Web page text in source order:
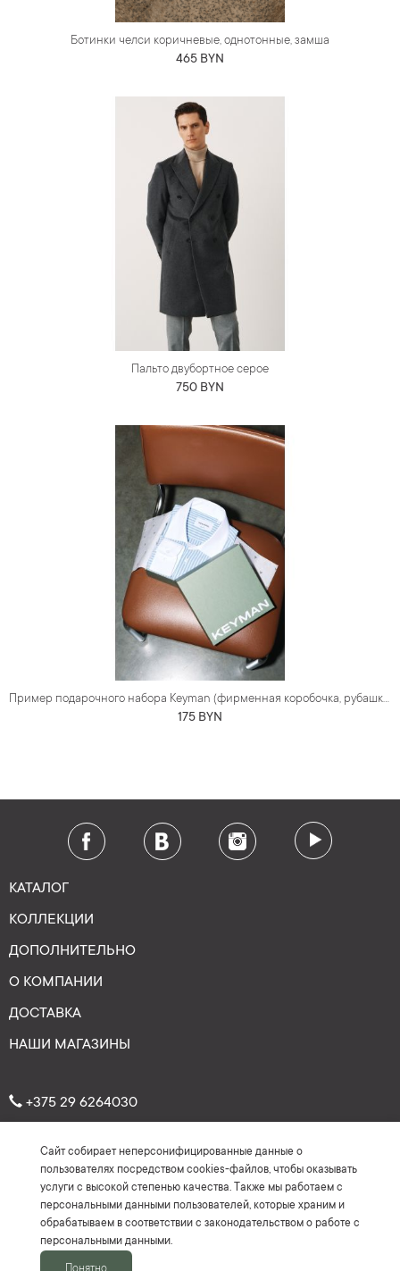
Ботинки челси коричневые, однотонные, замша
465 BYN
Пальто двубортное серое
750 BYN
Пример подарочного набора Keyman (фирменная коробочка, рубашка)
175 BYN
КАТАЛОГ
КОЛЛЕКЦИИ
ДОПОЛНИТЕЛЬНО
О КОМПАНИИ
ДОСТАВКА
НАШИ МАГАЗИНЫ
+375 29 6264030
Рейтинг: 4.7 ★ ★★ ★★
(На основе более 150 отзывов)
Сайт собирает неперсонифицированные данные о
пользователях посредством cookies-файлов, чтобы оказывать
услуги с высокой степенью качества. Также мы работаем с
персональными данными пользователей, которые храним и
обрабатываем в соответствии с законодательством о работе с
персональными данными.